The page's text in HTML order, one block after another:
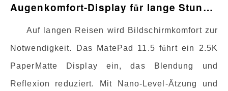
Augenkomfort-Display für lange Stunden
Auf langen Reisen wird Bildschirmkomfort zur
Notwendigkeit. Das MatePad 11.5 fü hrt ein 2.5K
PaperMatte Display ein, das Blendung und
Reflexion reduziert. Mit Nano-Level-Ätzung und